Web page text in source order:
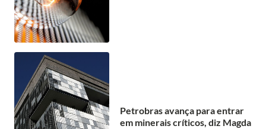
Petrobras avança para entrar
em minerais críticos, diz Magda